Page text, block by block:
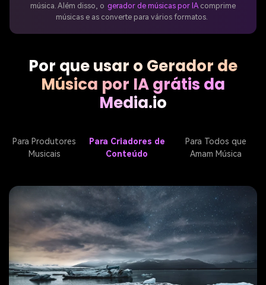
música. Além disso, o gerador de músicas por IA comprime
músicas e as converte para vários formatos.
Por que usar o Gerador de
Música por IA grátis da
Media.io
Para Produtores
Musicais
Para Criadores de
Conteúdo
Para Todos que
Amam Música